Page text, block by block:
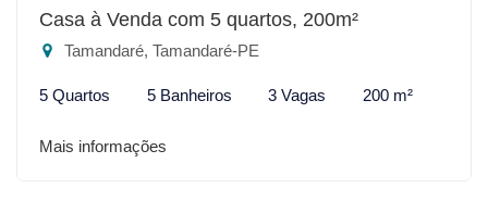
Casa à Venda com 5 quartos, 200m²
Tamandaré, Tamandaré-PE
5 Quartos 5 Banheiros 3 Vagas 200 m²
Mais informações